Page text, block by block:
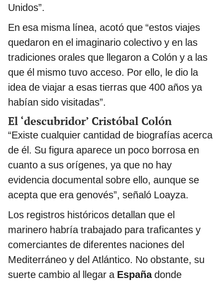
Unidos”.
En esa misma línea, acotó que “estos viajes
quedaron en el imaginario colectivo y en las
tradiciones orales que llegaron a Colón y a las
que él mismo tuvo acceso. Por ello, le dio la
idea de viajar a esas tierras que 400 años ya
habían sido visitadas”.
El ‘descubridor’ Cristóbal Colón
“Existe cualquier cantidad de biografías acerca
de él. Su figura aparece un poco borrosa en
cuanto a sus orígenes, ya que no hay
evidencia documental sobre ello, aunque se
acepta que era genovés”, señaló Loayza.
Los registros históricos detallan que el
marinero habría trabajado para traficantes y
comerciantes de diferentes naciones del
Mediterráneo y del Atlántico. No obstante, su
suerte cambio al llegar a Españadonde